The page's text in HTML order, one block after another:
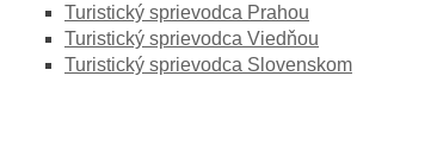
Turistický sprievodca Prahou
Turistický sprievodca Viedňou
Turistický sprievodca Slovenskom